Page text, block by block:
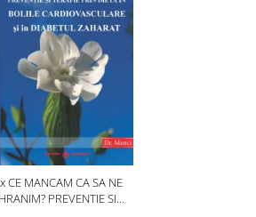
CE MANCAM CA SA NE
HRANIM? PREVENTIE SI